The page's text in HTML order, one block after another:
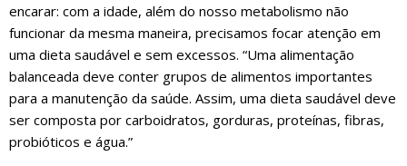
encarar: com a idade, além do nosso metabolismo não
funcionar da mesma maneira, precisamos focar atenção em
uma dieta saudável e sem excessos. “Uma alimentação
balanceada deve conter grupos de alimentos importantes
para a manutenção da saúde. Assim, uma dieta saudável deve
ser composta por carboidratos, gorduras, proteínas, fibras,
probióticos e água.”